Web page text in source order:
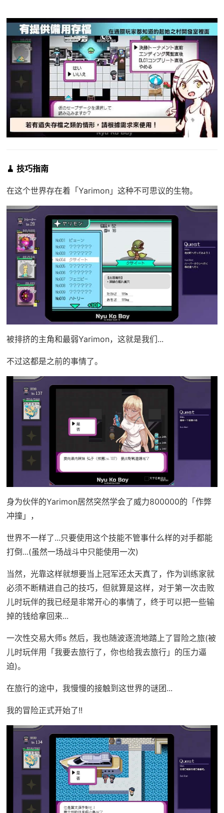
🧹 技巧指南
在这个世界存在着「Yarimon」这种不可思议的生物。
被排挤的主角和最弱Yarimon，这就是我们...
不过这都是之前的事情了。
身为伙伴的Yarimon居然突然学会了威力800000的「作弊
冲撞」，
世界不一样了...只要使用这个技能不管事什么样的对手都能
打倒...(虽然一场战斗中只能使用一次)
当然，光靠这样就想要当上冠军还太天真了，作为训练家就
必须不断精进自己的技巧，但就算是这样，对于第一次击败
儿时玩伴的我已经是非常开心的事情了，终于可以把一些输
掉的钱给拿回来...
一次性交易大师s 然后，我也随波逐流地踏上了冒险之旅(被
儿时玩伴用「我要去旅行了，你也给我去旅行」的压力逼
迫)。
在旅行的途中，我慢慢的接触到这世界的谜团...
我的冒险正式开始了!!